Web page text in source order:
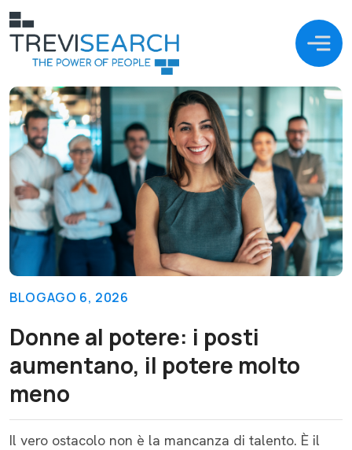
BLOGAGO 6, 2026
Donne al potere: i posti
aumentano, il potere molto
meno
Il vero ostacolo non è la mancanza di talento. È il